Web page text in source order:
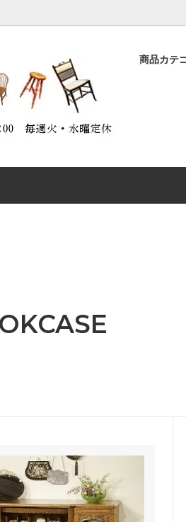
商品カテ
DESK
CHAIR
OTHER FURNITURE
特別割引商品
ABOUT ANTIQUES（アンティ
について）